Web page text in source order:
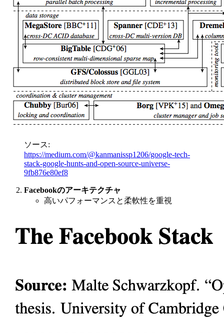
ソース:
https://medium.com/@kanmanissp1206/google-tech-
stack-google-hunts-and-open-source-universe-
9fb876e80ef8
Facebookのアーキテクチャ
高いパフォーマンスと柔軟性を重視